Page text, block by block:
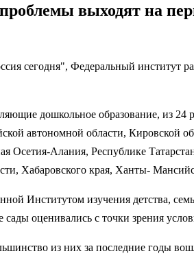
выходят на
сегодня", Федеральный институт
дошкольное образование, из
автономной области, Кировской
Алания, Республике
Хабаровского края, Ханты-
Институтом изучения детства,
оценивались с точки зрения
из них за последние годы